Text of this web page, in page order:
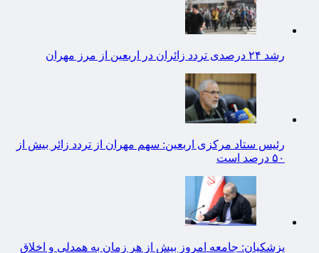
رشد ۲۴ درصدی تردد زائران در اربعین از مرز مهران
رئیس ستاد مرکزی اربعین: سهم مهران از تردد زائر بیش از
۵۰ درصد است
پزشکیان: جامعه امروز بیش از هر زمان به همدلی و اخلاق